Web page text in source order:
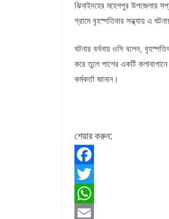
ঝিনাইদহের মহেশপুর উপজেলায়
গ্রামে বৃহস্পতিবার সন্ধ্যায় এ
ঘটনার বর্ননায় ওসি বলেন,
করে তুলে পাশের একটি
কর্মকর্তা জানান।
শেয়ার করুন:
F
a
c
T
w
W